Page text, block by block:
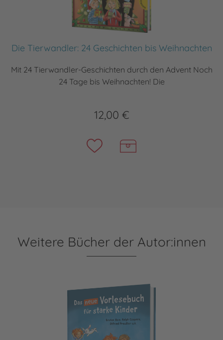
Die Tierwandler: 24 Geschichten bis Weihnachten
Mit 24 Tierwandler-Geschichten durch den Advent Noch
24 Tage bis Weihnachten! Die
12,00 €
Weitere Bücher der Autor:innen